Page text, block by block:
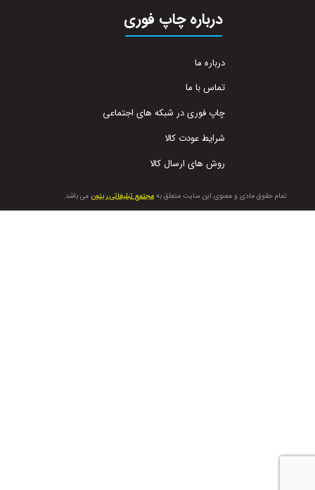
تمام حقوق مادی و معنوی این سایت متعلق به مجتمع تبلیغاتی ریتون می باشد.
درباره چاپ فوری
درباره ما
تماس با ما
چاپ فوری در شبکه های اجتماعی
شرایط عودت کالا
روش های ارسال کالا